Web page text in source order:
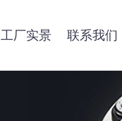
工厂实景 联系我们